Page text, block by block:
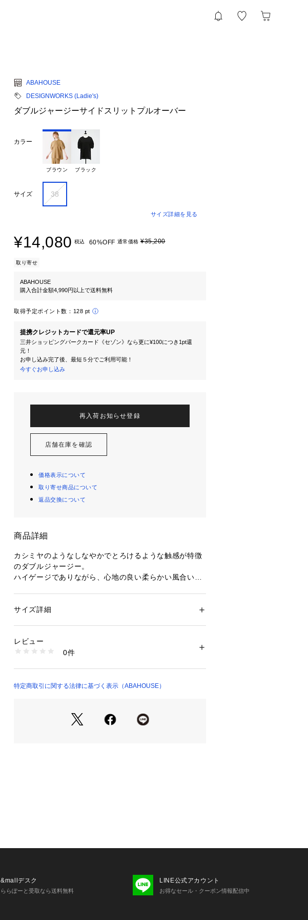
ABAHOUSE
DESIGNWORKS (Ladie's)
ダブルジャージーサイドスリットプルオーバー
カラー
ブラウン ブラック
サイズ 38
サイズ詳細を見る
¥14,080 税込 60%OFF 通常価格 ¥35,200
取り寄せ
ABAHOUSE
購入合計金額4,990円以上で送料無料
取得予定ポイント数： 128 pt
提携クレジットカードで還元率UP
三井ショッピングパークカード《セゾン》なら更に¥100につき1pt還
元！
お申し込み完了後、最短５分でご利用可能！
今すぐお申し込み
再入荷お知らせ登録
店舗在庫を確認
価格表示について
取り寄せ商品について
返品交換について
商品詳細
カシミヤのようなしなやかでとろけるような触感が特徴
のダブルジャージー。
ハイゲージでありながら、心地の良い柔らかい風合いは
ットの袖がポイント。
同素材のパンツ（35470525004）とのセットアップも。
性別：レディース
洗濯：手洗い可
※詳しい洗濯方法については、商品の品質表示タグをご覧くださ
商品番号：1096700004779 （モール）
サイズ詳細
レビュー
0件
特定商取引に関する法律に基づく表示（ABAHOUSE）
&mallデスク
ららぽーと受取なら送料無料
LINE公式アカウント
お得なセール・クーポン情報配信中